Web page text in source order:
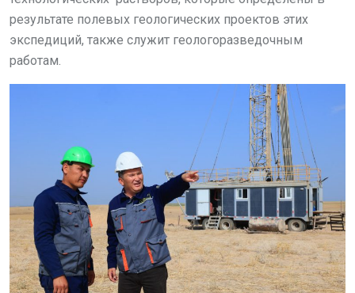
результате полевых геологических проектов этих
экспедиций, также служит геологоразведочным
работам.